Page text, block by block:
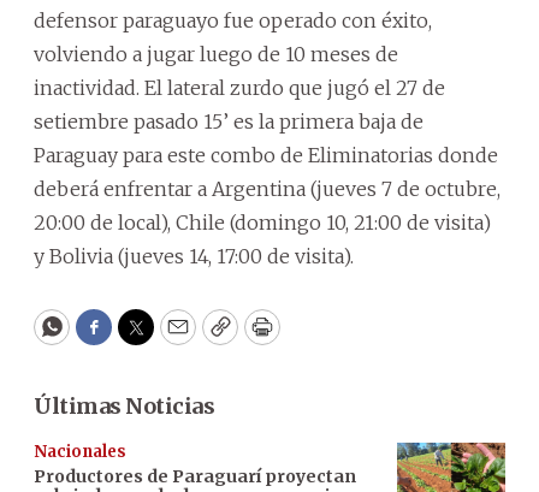
defensor paraguayo fue operado con éxito,
volviendo a jugar luego de 10 meses de
inactividad. El lateral zurdo que jugó el 27 de
setiembre pasado 15’ es la primera baja de
Paraguay para este combo de Eliminatorias donde
deberá enfrentar a Argentina (jueves 7 de octubre,
20:00 de local), Chile (domingo 10, 21:00 de visita)
y Bolivia (jueves 14, 17:00 de visita).
WhatsApp
Facebook
Twitter
EmailCopyPrint
Últimas Noticias
Nacionales
Productores de Paraguarí proyectan